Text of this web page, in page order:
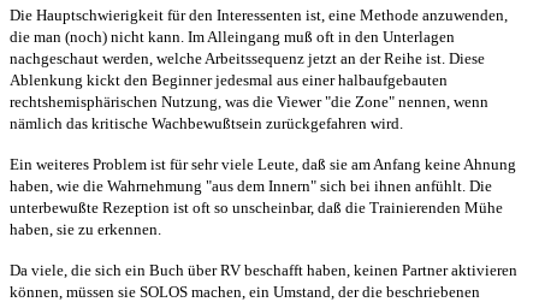
Die Hauptschwierigkeit für den Interessenten ist, eine Methode anzuwenden,
die man (noch) nicht kann. Im Alleingang muß oft in den Unterlagen
nachgeschaut werden, welche Arbeitssequenz jetzt an der Reihe ist. Diese
Ablenkung kickt den Beginner jedesmal aus einer halbaufgebauten
rechtshemisphärischen Nutzung, was die Viewer "die Zone" nennen, wenn
nämlich das kritische Wachbewußtsein zurückgefahren wird.
Ein weiteres Problem ist für sehr viele Leute, daß sie am Anfang keine Ahnung
haben, wie die Wahrnehmung "aus dem Innern" sich bei ihnen anfühlt. Die
unterbewußte Rezeption ist oft so unscheinbar, daß die Trainierenden Mühe
haben, sie zu erkennen.
Da viele, die sich ein Buch über RV beschafft haben, keinen Partner aktivieren
können, müssen sie SOLOS machen, ein Umstand, der die beschriebenen